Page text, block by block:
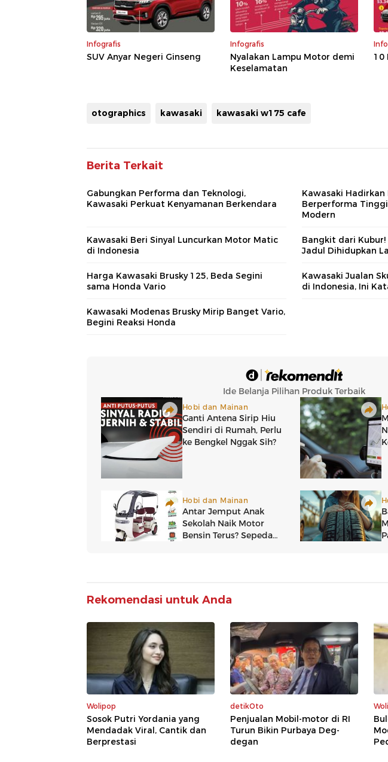
Infografis
SUV Anyar Negeri Ginseng
Infografis
Nyalakan Lampu Motor demi
Keselamatan
10
otographics kawasaki kawasaki w175 cafe
Berita Terkait
Gabungkan Performa dan Teknologi,
Kawasaki Perkuat Kenyamanan Berkendara
Kawasaki Hadirkan
Berperforma
Modern
Kawasaki Beri Sinyal Luncurkan Motor Matic
di Indonesia
Bangkit dari Kubur!
Jadul Dihidupkan
Harga Kawasaki Brusky 125, Beda Segini
sama Honda Vario
Kawasaki Jualan
di Indonesia, Ini
Kawasaki Modenas Brusky Mirip Banget Vario,
Begini Reaksi Honda
Rekomendasi untuk Anda
Wolipop
Sosok Putri Yordania yang
Mendadak Viral, Cantik dan
Berprestasi
detikOto
Penjualan Mobil-motor di RI
Turun Bikin Purbaya Deg-
degan